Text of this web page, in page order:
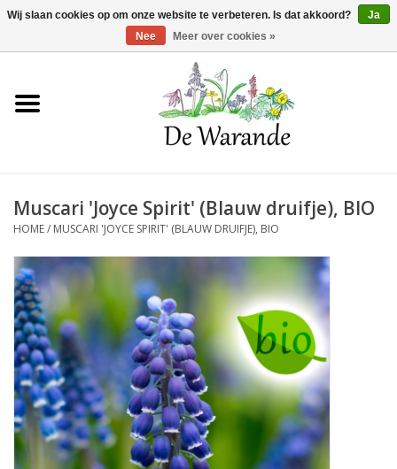
Winkelwagen >0 Artikelen - €0,00
Home
Voorjaarsbloeiers
Zomerbloeiers
Herfstbloeiers
Schaduwplanten
Aanbiedingen
Bodemverbetering
Muscari 'Joyce Spirit' (Blauw druifje), BIO
HOME/ MUSCARI 'JOYCE SPIRIT' (BLAUW DRUIFJE), BIO
Wij slaan cookies op om onze website te verbeteren. Is dat akkoord?
Ja
Nee
Meer over cookies »